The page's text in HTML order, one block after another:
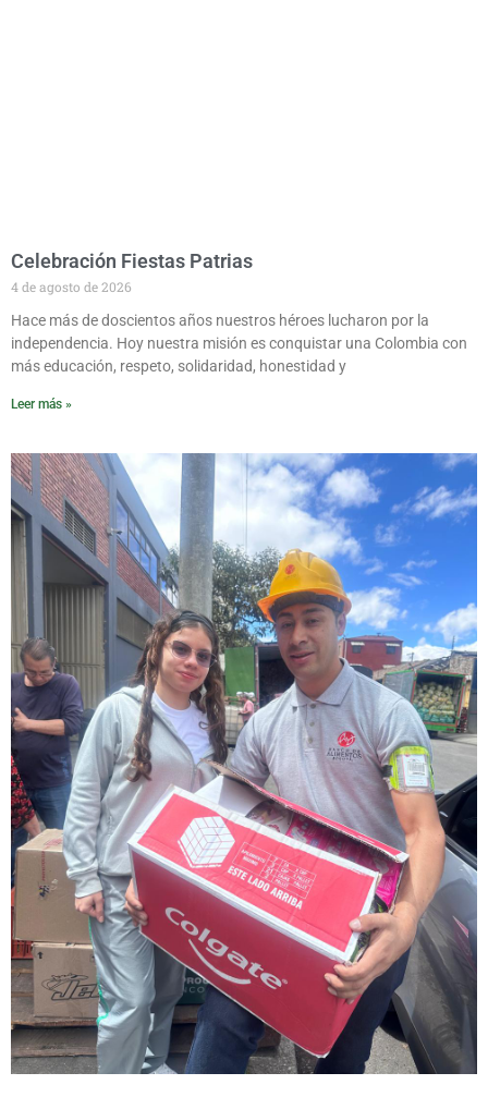
Celebración Fiestas Patrias
4 de agosto de 2026
Hace más de doscientos años nuestros héroes lucharon por la
independencia. Hoy nuestra misión es conquistar una Colombia con
más educación, respeto, solidaridad, honestidad y
Leer más »